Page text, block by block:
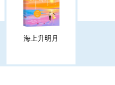
海上升明月